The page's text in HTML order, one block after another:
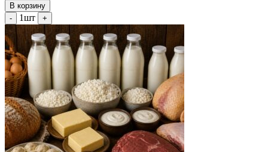
В корзину
-
1шт +